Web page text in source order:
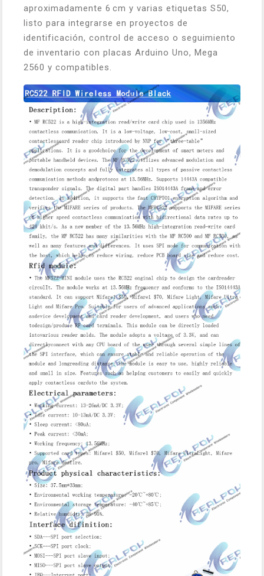
aproximadamente 6 cm y varias etiquetas S50,
listo para integrarse en proyectos de
identificación, control de acceso o seguimiento
de inventario con placas Arduino Uno, Mega
2560 y compatibles.